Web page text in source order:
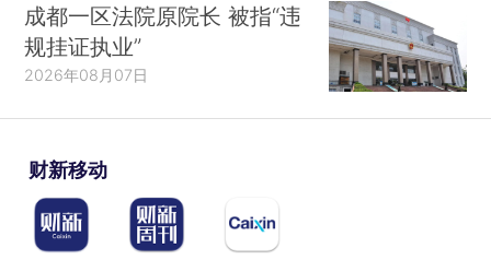
成都一区法院原院长 被指“违
规挂证执业”
2026年08月07日
财新移动